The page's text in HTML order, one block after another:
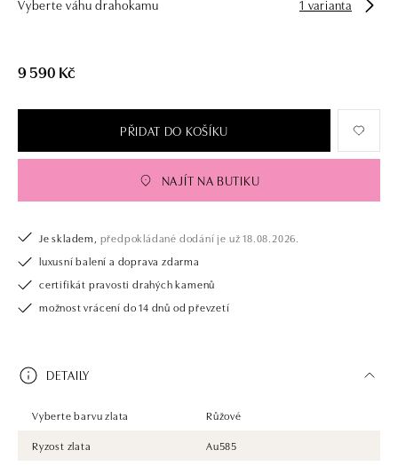
Vyberte váhu drahokamu 1 varianta
9 590 Kč
PŘIDAT DO KOŠÍKU
NAJÍT NA BUTIKU
Je skladem, předpokládané dodání je už 18.08.2026.
luxusní balení a doprava zdarma
certifikát pravosti drahých kamenů
možnost vrácení do 14 dnů od převzetí
DETAILY
Vyberte barvu zlata
Růžové
Ryzost zlata
Au585